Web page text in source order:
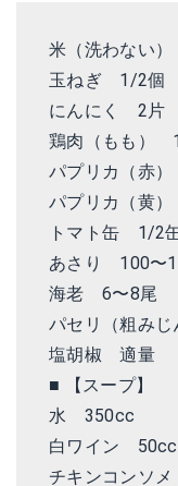
米（洗わない
玉ねぎ 1/2個
にんにく 2片
鶏肉（もも）
パプリカ（赤
パプリカ（黄
トマト缶 1/2
あさり 100〜
海老 6〜8尾
パセリ（粗み
塩胡椒 適量
■ 【スープ】
水 350cc
白ワイン 50cc
チキンコンソ